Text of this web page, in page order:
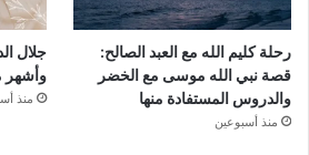
رحلة كليم الله مع العبد الصالح:
قصة نبي الله موسى مع الخضر
والدروس المستفادة منها
منذ أسبوعين
جلال
وأشهر
منذ